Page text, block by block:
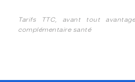
Tarifs TTC, avant tout
complémentaire santé